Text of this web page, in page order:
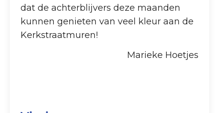
dat de achterblijvers deze maanden
kunnen genieten van veel kleur aan de
Kerkstraatmuren!
Marieke Hoetjes